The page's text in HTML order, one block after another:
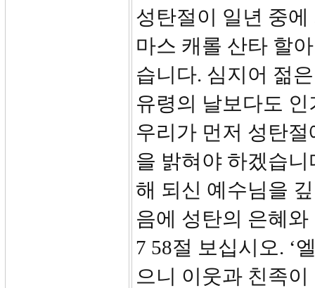
성탄절이 일년 중
마스 캐롤 산타 할
습니다. 심지어 젊
유령의 날보다도
우리가 먼저 성탄
을 밝혀야 하겠습
해 되신 예수님을
음에 성탄의 은혜
7 58절 보십시오. ‘
으니 이웃과 친족